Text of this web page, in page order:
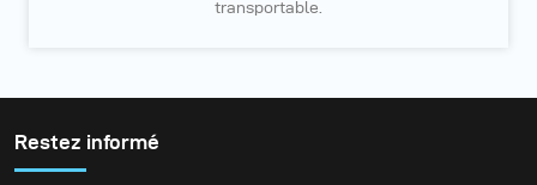
transportable.
Restez informé